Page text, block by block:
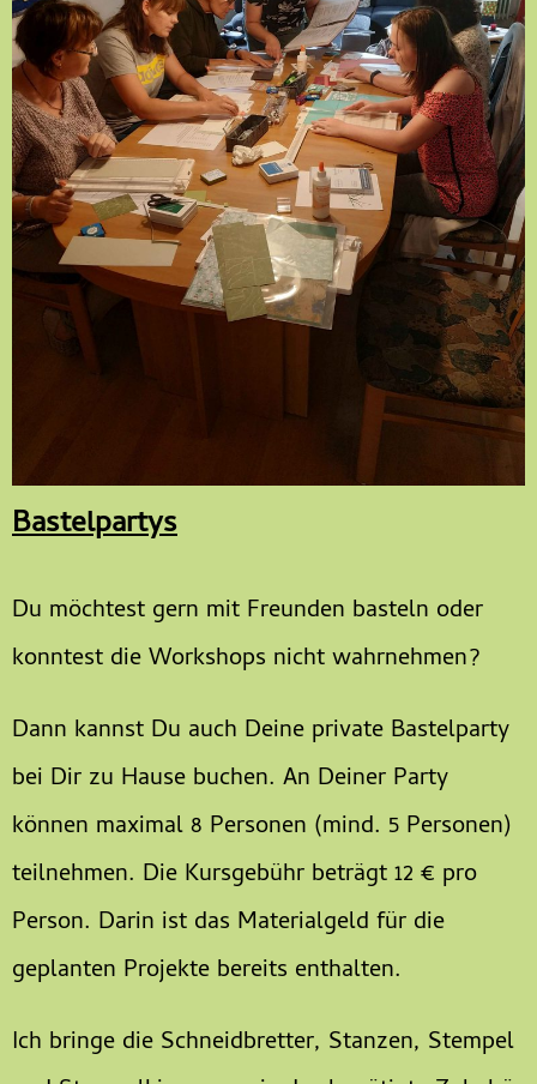
Bastelpartys
Du möchtest gern mit Freunden basteln oder
konntest die Workshops nicht wahrnehmen?
Dann kannst Du auch Deine private Bastelparty
bei Dir zu Hause buchen. An Deiner Party
können maximal 8 Personen (mind. 5 Personen)
teilnehmen. Die Kursgebühr beträgt 12 € pro
Person. Darin ist das Materialgeld für die
geplanten Projekte bereits enthalten.
Ich bringe die Schneidbretter, Stanzen, Stempel